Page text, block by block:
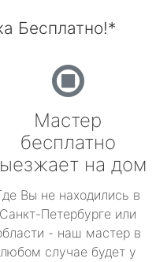
Бесплатно!*
Мастер
бесплатно
на дом
Вы не находились в
Санкт-Петербурге или
- наш мастер в
любом случае будет у